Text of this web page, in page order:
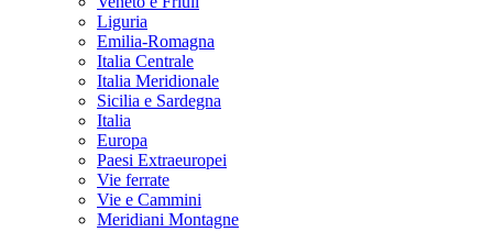
Liguria
Emilia-Romagna
Italia Centrale
Italia Meridionale
Sicilia e Sardegna
Italia
Europa
Paesi Extraeuropei
Vie ferrate
Vie e Cammini
Meridiani Montagne